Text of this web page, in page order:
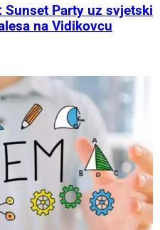
Party uz svjetski
na Vidikovcu